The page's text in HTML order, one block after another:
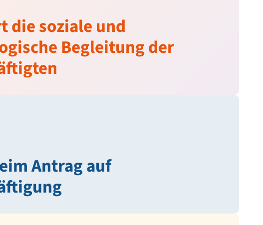
die soziale und
Begleitung der
Antrag auf